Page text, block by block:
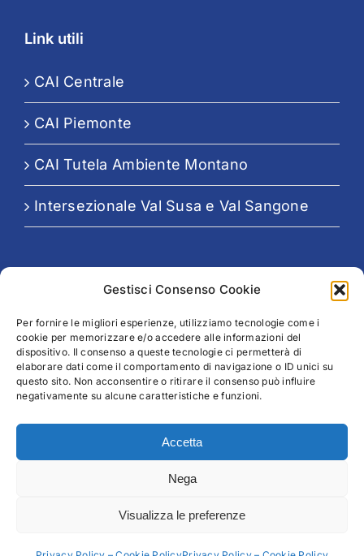
Gestisci Consenso Cookie
Per fornire le migliori esperienze, utilizziamo tecnologie come i
cookie per memorizzare e/o accedere alle informazioni del
dispositivo. Il consenso a queste tecnologie ci permetterà di
elaborare dati come il comportamento di navigazione o ID unici su
questo sito. Non acconsentire o ritirare il consenso può influire
negativamente su alcune caratteristiche e funzioni.
Accetta
Nega
Visualizza le preferenze
Link utili
CAI Centrale
CAI Piemonte
CAI Tutela Ambiente Montano
Intersezionale Val Susa e Val Sangone
Legal
Privacy Policy – Cookie Policy
INVENIA